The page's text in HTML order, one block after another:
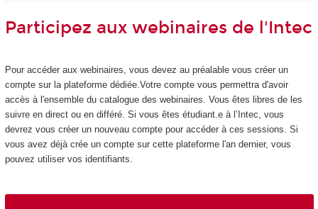
Participez aux webinaires de l'Intec
Pour accéder aux webinaires, vous devez au préalable vous créer un
compte sur la plateforme dédiée.Votre compte vous permettra d'avoir
accès à l'ensemble du catalogue des webinaires. Vous êtes libres de les
suivre en direct ou en différé. Si vous êtes étudiant.e à l’Intec, vous
devrez vous créer un nouveau compte pour accéder à ces sessions. Si
vous avez déjà crée un compte sur cette plateforme l'an dernier, vous
pouvez utiliser vos identifiants.